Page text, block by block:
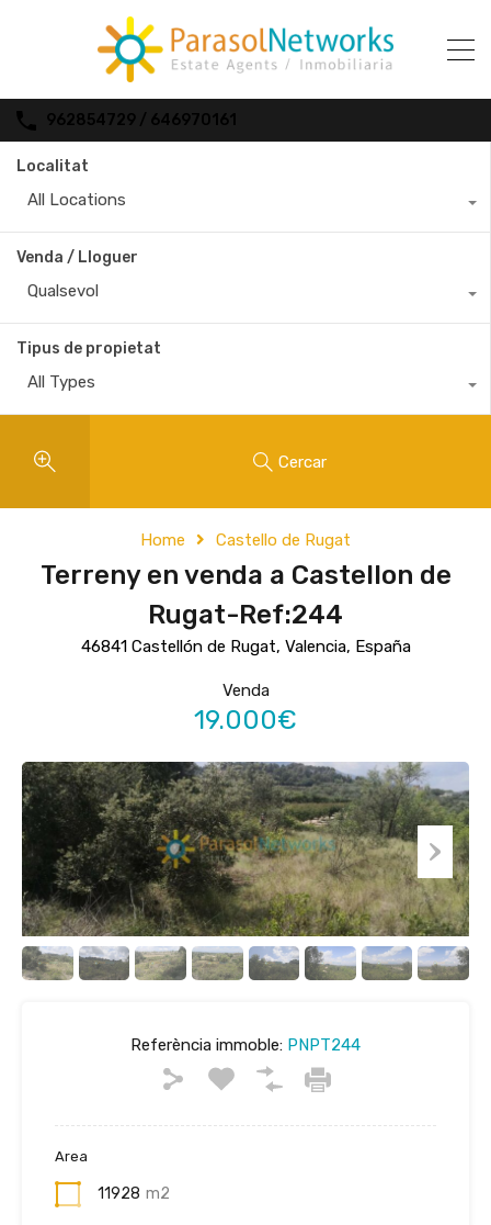
962854729 / 646970161
Localitat
All Locations
Venda / Lloguer
Qualsevol
Tipus de propietat
All Types
Cercar
Home Castello de Rugat
Terreny en venda a Castellon de
Rugat-Ref:244
46841 Castellón de Rugat, Valencia, España
Venda
19.000€
Referència immoble: PNPT244
Area
11928 m2